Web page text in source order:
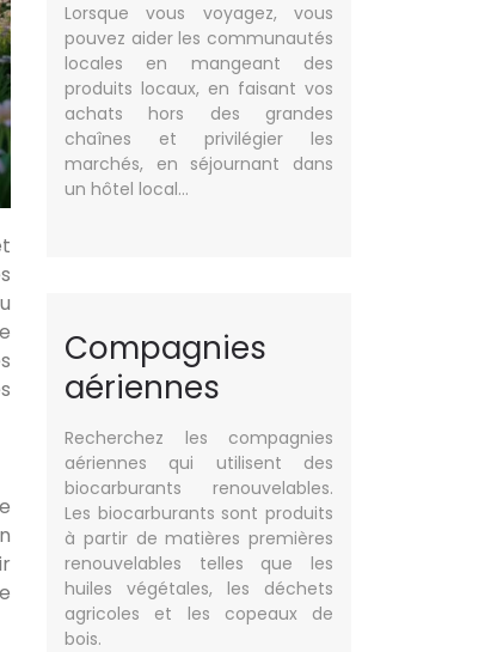
Lorsque vous voyagez, vous
pouvez aider les communautés
locales en mangeant des
produits locaux, en faisant vos
achats hors des grandes
chaînes et privilégier les
marchés, en séjournant dans
un hôtel local…
Compagnies
aériennes
Recherchez les compagnies
aériennes qui utilisent des
biocarburants renouvelables.
Les biocarburants sont produits
à partir de matières premières
renouvelables telles que les
huiles végétales, les déchets
agricoles et les copeaux de
bois.